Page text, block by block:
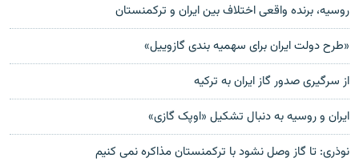
روسيه، برنده واقعی اختلاف بين ايران و ترکمنستان
«طرح دولت ایران برای سهميه بندی گازوييل»
از سرگیری صدور گاز ایران به ترکیه
ایران و روسیه به دنبال تشکیل «اوپک گازی»
نوذری: تا گاز وصل نشود با ترکمنستان مذاکره نمی کنيم